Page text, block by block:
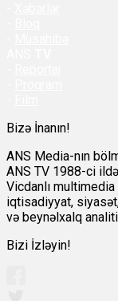
Bizə İnanın!
ANS Media-nın
ANS TV 1988-ci
Vicdanlı multimedia
iqtisadiyyat,
və beynəlxalq
Bizi İzləyin!